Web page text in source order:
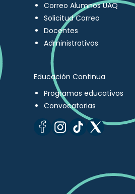
Correo Alumnos UAQ
Solicitud Correo
Docentes
Administrativos
Educación Continua
Programas educativos
Convocatorias